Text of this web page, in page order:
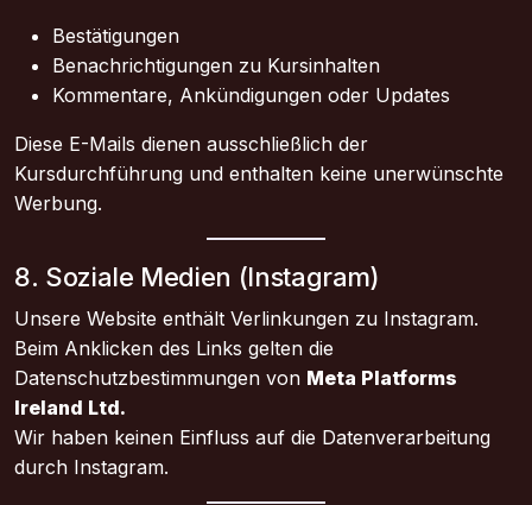
Bestätigungen
Benachrichtigungen zu Kursinhalten
Kommentare, Ankündigungen oder Updates
Diese E-Mails dienen ausschließlich der
Kursdurchführung und enthalten keine unerwünschte
Werbung.
8. Soziale Medien (Instagram)
Unsere Website enthält Verlinkungen zu Instagram.
Beim Anklicken des Links gelten die
Datenschutzbestimmungen von Meta Platforms
Ireland Ltd.
Wir haben keinen Einfluss auf die Datenverarbeitung
durch Instagram.